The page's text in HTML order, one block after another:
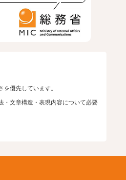
優先しています。
・文章構造・表現内容について必要